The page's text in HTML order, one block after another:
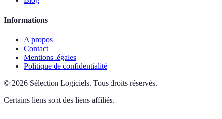
Informations
A propos
Contact
Mentions légales
Politique de confidentialité
© 2026 Sélection Logiciels. Tous droits réservés.
Certains liens sont des liens affiliés.